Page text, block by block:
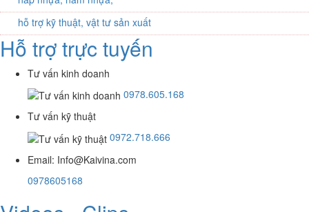
hỗ trợ kỹ thuật, vật tư sản xuất
Hỗ trợ trực tuyến
Tư vấn kinh doanh
0978.605.168
Tư vấn kỹ thuật
0972.718.666
Email: Info@Kaivina.com
0978605168